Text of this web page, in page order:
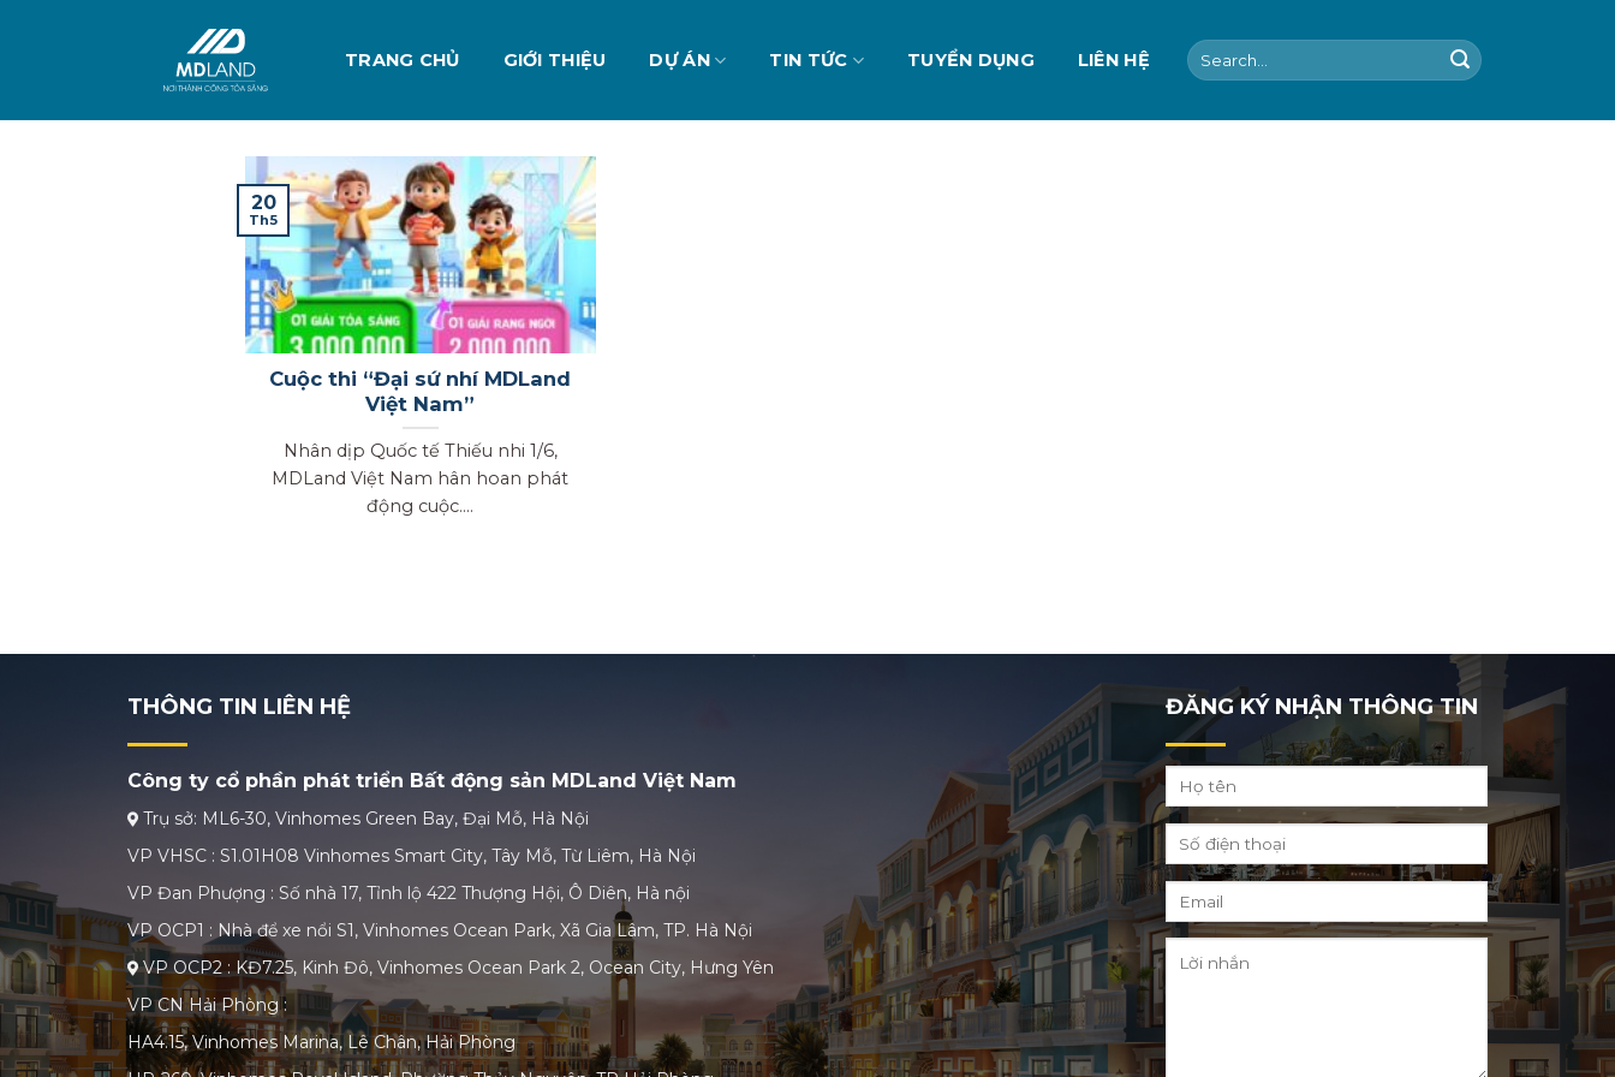
TRANG CHỦ GIỚI THIỆU DỰ ÁN TIN TỨC TUYỂN DỤNG LIÊN HỆ
Search
for:
Cuộc thi “Đại sứ nhí MDLand
Việt Nam”
Nhân dịp Quốc tế Thiếu nhi 1/6,
MDLand Việt Nam hân hoan phát
động cuộc....
20
Th5
THÔNG TIN LIÊN HỆ
Công ty cổ phần phát triển Bất động sản MDLand Việt Nam
Trụ sở: ML6-30, Vinhomes Green Bay, Đại Mỗ, Hà Nội
VP VHSC : S1.01H08 Vinhomes Smart City, Tây Mỗ, Từ Liêm, Hà Nội
VP Đan Phượng : Số nhà 17, Tỉnh lộ 422 Thượng Hội, Ô Diên, Hà nội
VP OCP1 : Nhà để xe nổi S1, Vinhomes Ocean Park, Xã Gia Lâm, TP. Hà Nội
VP OCP2 : KĐ7.25, Kinh Đô, Vinhomes Ocean Park 2, Ocean City, Hưng Yên
VP CN Hải Phòng :
HA4.15, Vinhomes Marina, Lê Chân, Hải Phòng
ĐĂNG KÝ NHẬN THÔNG TIN